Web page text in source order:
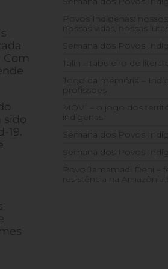
Com
sido
19.
Povos Indígenas:
nossas vidas, nossas lutas
Semana dos Povos
Talin – tabuleiro de
Jogo da memória –
profissões
MOVÍ – o jogo dos
indígenas
Semana dos Povos
Semana dos Povos
Povo Jamamadi Deni –
resistência na Amazônia